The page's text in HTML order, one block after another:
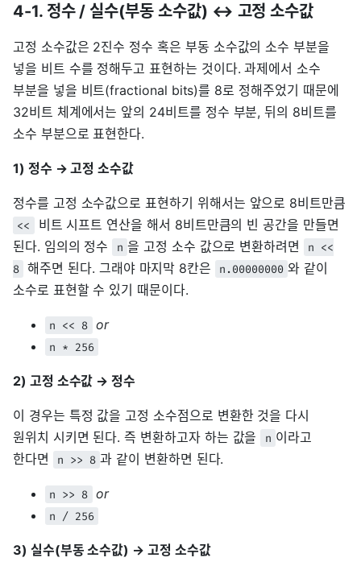
4-1. 정수 / 실수(부동 소수값) ↔ 고정 소수값
고정 소수값은 2진수 정수 혹은 부동 소수값의 소수 부분을
넣을 비트 수를 정해두고 표현하는 것이다. 과제에서 소수
부분을 넣을 비트(fractional bits)를 8로 정해주었기 때문에
32비트 체계에서는 앞의 24비트를 정수 부분, 뒤의 8비트를
소수 부분으로 표현한다.
1) 정수 → 고정 소수값
정수를 고정 소수값으로 표현하기 위해서는 앞으로 8비트만큼
<<
비트 시프트 연산을 해서 8비트만큼의 빈 공간을 만들면
된다. 임의의 정수
n 을 고정 소수 값으로 변환하려면
n <<
8 해주면 된다. 그래야 마지막 8칸은 n.00000000 와 같이
소수로 표현할 수 있기 때문이다.
n << 8 or
n * 256
2) 고정 소수값 → 정수
이 경우는 특정 값을 고정 소수점으로 변환한 것을 다시
원위치 시키면 된다. 즉 변환하고자 하는 값을
n 이라고
한다면
n >> 8 과 같이 변환하면 된다.
n >> 8 or
n / 256
3) 실수(부동 소수값) → 고정 소수값